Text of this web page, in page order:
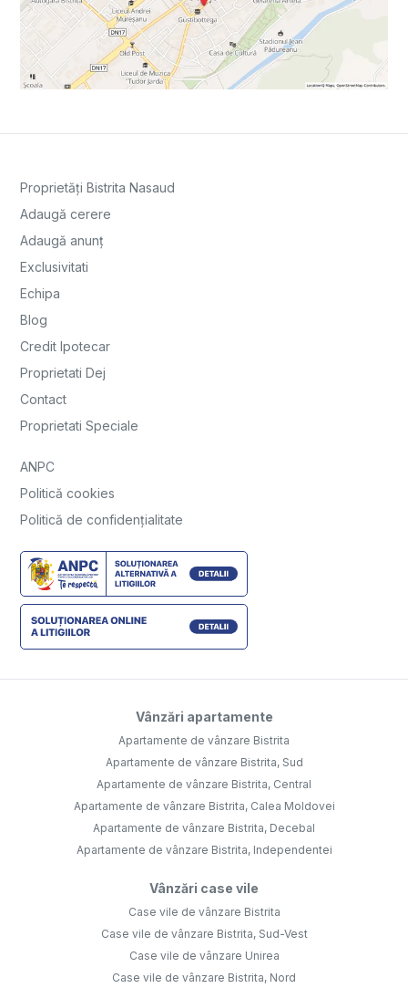
Proprietăți Bistrita Nasaud
Adaugă cerere
Adaugă anunț
Exclusivitati
Echipa
Blog
Credit Ipotecar
Proprietati Dej
Contact
Proprietati Speciale
ANPC
Politică cookies
Politică de confidențialitate
Vânzări apartamente
Apartamente de vânzare Bistrita
Apartamente de vânzare Bistrita, Sud
Apartamente de vânzare Bistrita, Central
Apartamente de vânzare Bistrita, Calea Moldovei
Apartamente de vânzare Bistrita, Decebal
Apartamente de vânzare Bistrita, Independentei
Vânzări case vile
Case vile de vânzare Bistrita
Case vile de vânzare Bistrita, Sud-Vest
Case vile de vânzare Unirea
Case vile de vânzare Bistrita, Nord